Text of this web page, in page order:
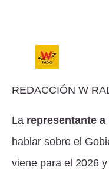
REDACCIÓN W
La representante a
hablar sobre el
viene para el 2026